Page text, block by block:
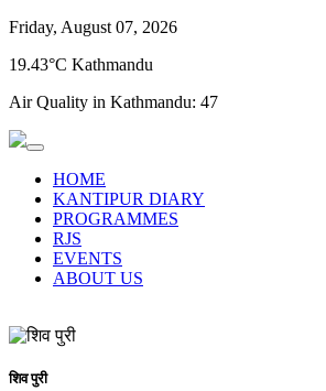
Friday, August 07, 2026
19.43°C Kathmandu
Air Quality in Kathmandu: 47
HOME
KANTIPUR DIARY
PROGRAMMES
RJS
EVENTS
ABOUT US
शिव पुरी